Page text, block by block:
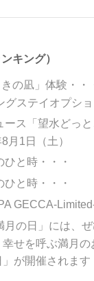
キング）
の凪」体験・・
グステイオプシ
ス「望水どっと
月1日（土）
と時・・・
と時・・・
GECCA-
月の日」には、
せを呼ぶ満月の
が開催されます